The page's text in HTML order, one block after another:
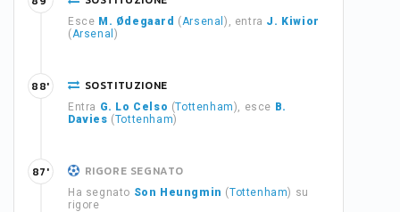
Esce M. Ødegaard (Arsenal), entra J. Kiwior
(Arsenal )
SOSTITUZIONE
Entra G. Lo Celso (Tottenham), esce B.
Davies (Tottenham)
88'
RIGORE SEGNATO
Ha segnato Son Heungmin (Tottenham) su
rigore
87'